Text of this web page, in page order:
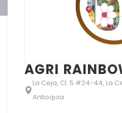
AGRI
La Ceja, Cl. 5 #24-44, La
Antioquia